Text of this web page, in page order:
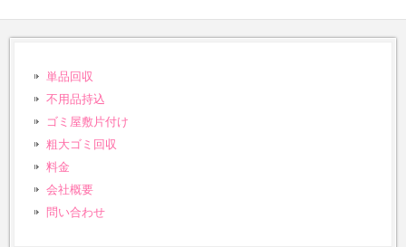
単品回収
不用品持込
ゴミ屋敷片付け
粗大ゴミ回収
料金
会社概要
問い合わせ